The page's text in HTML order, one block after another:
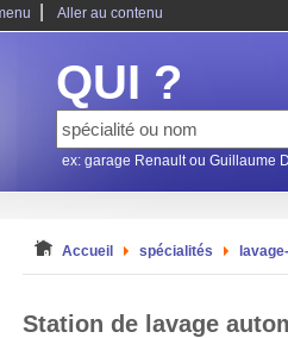
Aller au contenu
QUI ?
ex: garage Renault ou Guillaume
Accueil spécialités
Station de lavage